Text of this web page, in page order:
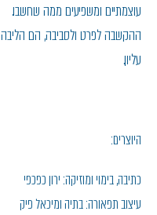
עוצמתיים ומשפיעים ממה שחשבו.
ההקשבה לפרט ולסביבה, הם
עליון.
היוצרים:
כתיבה, בימוי ומוזיקה: ירון כפכפי
עיצוב תפאורה: בתיה ומיכאל פיק